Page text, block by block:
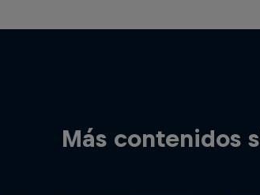
Más contenidos